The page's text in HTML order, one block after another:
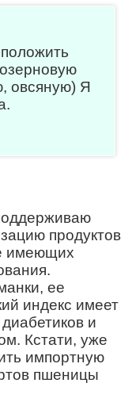
овсяную) Я
продуктов
имеющих
ее
индекс имеет
и
Кстати, уже
импортную
пшеницы